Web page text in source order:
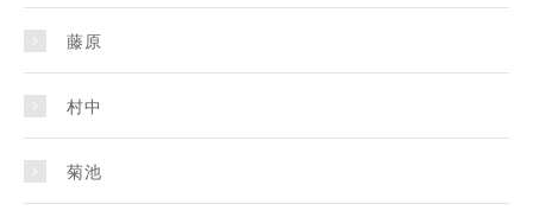
藤原
村中
菊池